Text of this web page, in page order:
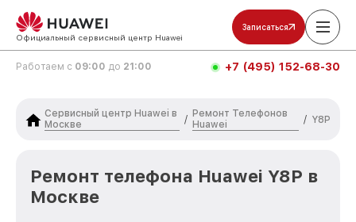
Официальный сервисный центр Huawei
Записаться
Работаем с 09:00 до 21:00 +7 (495) 152-68-30
Сервисный центр Huawei в
Москве
/
Ремонт Телефонов
Huawei
/ Y8P
Ремонт телефона Huawei Y8P в
Москве